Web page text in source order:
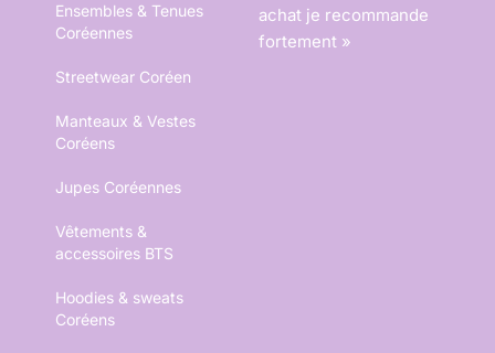
Ensembles & Tenues
Coréennes
Streetwear Coréen
Manteaux & Vestes
Coréens
Jupes Coréennes
Vêtements &
accessoires BTS
Hoodies & sweats
Coréens
achat je recommande
fortement »